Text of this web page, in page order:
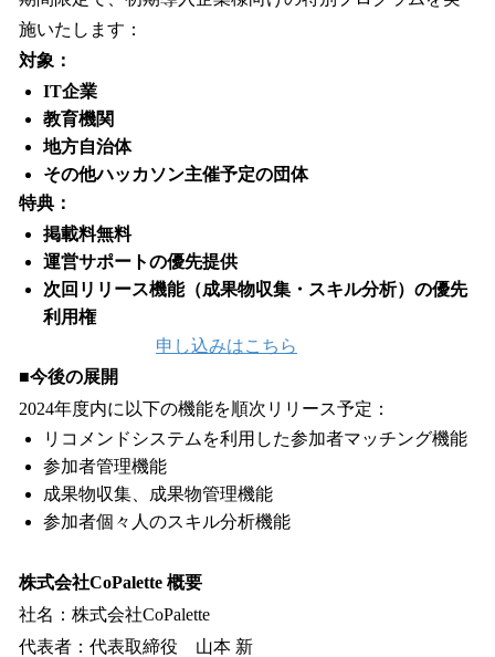
施いたします：
対象：
IT企業
教育機関
地方自治体
その他ハッカソン主催予定の団体
特典：
掲載料無料
運営サポートの優先提供
次回リリース機能（成果物収集・スキル分析）の優先
利用権
申し込みはこちら
■今後の展開
2024年度内に以下の機能を順次リリース予定：
リコメンドシステムを利用した参加者マッチング機能
参加者管理機能
成果物収集、成果物管理機能
参加者個々人のスキル分析機能
株式会社CoPalette 概要
社名：株式会社CoPalette
代表者：代表取締役 山本 新